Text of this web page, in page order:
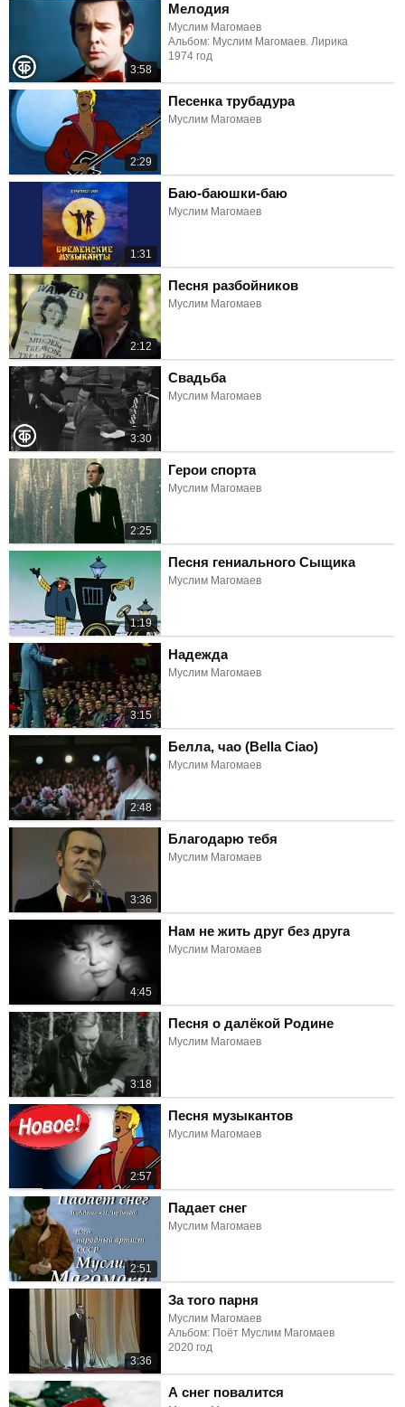
3:58
Мелодия
Муслим Магомаев
Альбом: Муслим Магомаев. Лирика
1974 год
2:29
Песенка трубадура
Муслим Магомаев
1:31
Баю-баюшки-баю
Муслим Магомаев
2:12
Песня разбойников
Муслим Магомаев
3:30
Свадьба
Муслим Магомаев
2:25
Герои спорта
Муслим Магомаев
1:19
Песня гениального Сыщика
Муслим Магомаев
3:15
Надежда
Муслим Магомаев
2:48
Белла, чао (Bella Ciao)
Муслим Магомаев
3:36
Благодарю тебя
Муслим Магомаев
4:45
Нам не жить друг без друга
Муслим Магомаев
3:18
Песня о далёкой Родине
Муслим Магомаев
2:57
Песня музыкантов
Муслим Магомаев
2:51
Падает снег
Муслим Магомаев
3:36
За того парня
Муслим Магомаев
Альбом: Поёт Муслим Магомаев
2020 год
А снег повалится